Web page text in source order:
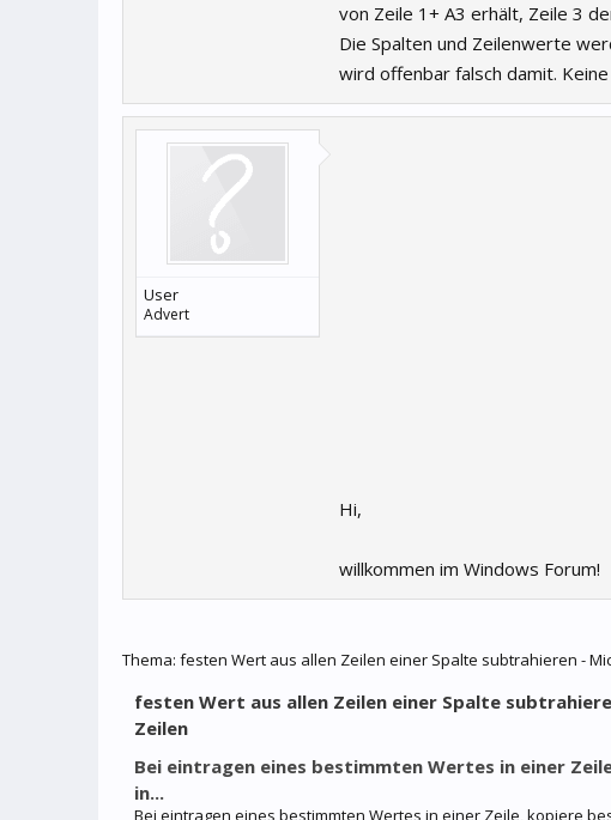
von Zeile 1+ A3 erhält, Zeile 3
Die Spalten und Zeilenwerte
wird offenbar falsch damit. Keine
User
Advert
Hi,
willkommen im Windows Forum!
Thema: festen Wert aus allen Zeilen einer Spalte subtrahieren -
festen Wert aus allen Zeilen einer Spalte
Zeilen
Bei eintragen eines bestimmten Wertes in einer
in...
Bei eintragen eines bestimmten Wertes in einer Zeile, kopiere